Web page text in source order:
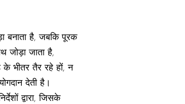
बनाता है, जबकि पूरक
जोड़ा जाता है,
के भीतर तैर रहे हों, न
देती है।
द्वारा, जिसके